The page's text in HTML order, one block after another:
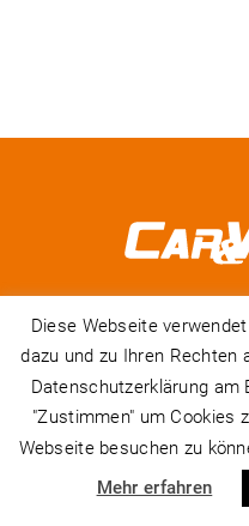
© Car & Valet 2024 •
Impressum|
Diese Webseite
dazu und zu Ihren Rechten
Datenschutzerklärung am
"Zustimmen" um Cookies
Webseite besuchen zu
Mehr erfahren